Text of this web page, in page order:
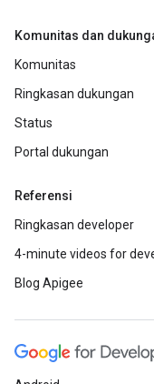
Komunitas dan
Komunitas
Ringkasan dukungan
Status
Portal dukungan
Referensi
Ringkasan developer
4-minute videos for
Blog Apigee